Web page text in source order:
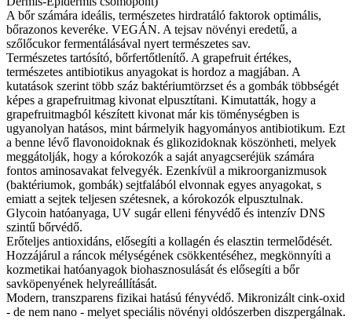
A bőr számára ideális, természetes hirdratáló faktorok optimális,
bőrazonos keveréke. VEGÁN. A tejsav növényi eredetű, a
szőlőcukor fermentálásával nyert természetes sav.
Természetes tartósító, bőrfertőtlenítő. A grapefruit értékes,
természetes antibiotikus anyagokat is hordoz a magjában. A
kutatások szerint több száz baktériumtörzset és a gombák többségét
képes a grapefruitmag kivonat elpusztítani. Kimutatták, hogy a
grapefruitmagból készített kivonat már kis töménységben is
ugyanolyan hatásos, mint bármelyik hagyományos antibiotikum. Ezt
a benne lévő flavonoidoknak és glikozidoknak köszönheti, melyek
meggátolják, hogy a kórokozók a saját anyagcseréjük számára
fontos aminosavakat felvegyék. Ezenkívül a mikroorganizmusok
(baktériumok, gombák) sejtfalából elvonnak egyes anyagokat, s
emiatt a sejtek teljesen szétesnek, a kórokozók elpusztulnak.
Glycoin hatóanyaga, UV sugár elleni fényvédő és intenzív DNS
szintű bőrvédő.
Erőteljes antioxidáns, elősegíti a kollagén és elasztin termelődését.
Hozzájárul a ráncok mélységének csökkentéséhez, megkönnyíti a
kozmetikai hatóanyagok biohasznosulását és elősegíti a bőr
savköpenyének helyreállítását.
Modern, transzparens fizikai hatású fényvédő. Mikronizált cink-oxid
- de nem nano - melyet speciális növényi oldószerben diszpergálnak.